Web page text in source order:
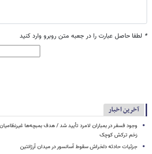
* لطفا حاصل عبارت را در جعبه متن روبرو وارد کنید
آخرین اخبار
زخم ترکش کوچک
جزئیات حادثه دلخراش سقوط آسانسور در میدان آرژانتین